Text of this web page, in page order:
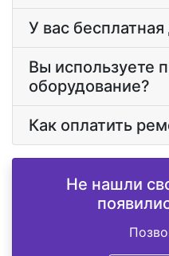
У вас
Вы используете
оборудование?
Как оплатить
Не нашли